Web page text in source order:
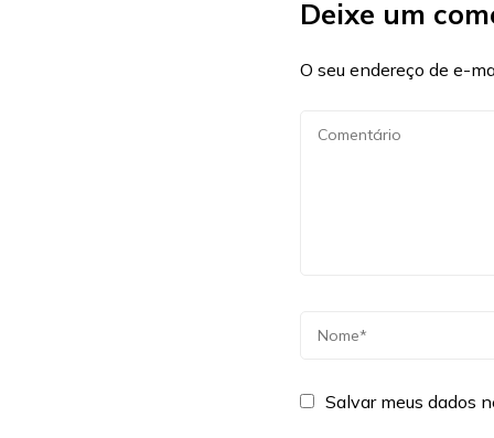
Deixe um
O seu endereço de e-
Salvar meus dados